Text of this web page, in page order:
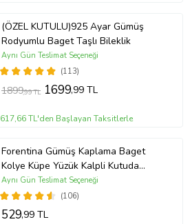
(ÖZEL KUTULU)925 Ayar Gümüş
Rodyumlu Baget Taşlı Bileklik
(113)
Aynı Gün Teslimat Seçeneği
1899,99 TL 1699,99 TL
617,66 TL'den Başlayan Taksitlerle
Forentina Gümüş Kaplama Baget
Kolye Küpe Yüzük Kalpli Kutuda
Hediye Takı Seti PS3786
(106)
Aynı Gün Teslimat Seçeneği
529,99 TL